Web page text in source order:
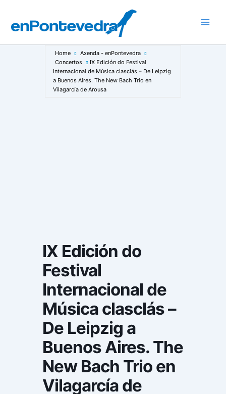
contido
Home
Axenda - enPontevedra
Concertos
IX Edición do Festival
Internacional de Música clasclás – De Leipzig
a Buenos Aires. The New Bach Trio en
Vilagarcía de Arousa
IX Edición do
Festival
Internacional de
Música clasclás –
De Leipzig a
Buenos Aires. The
New Bach Trio en
Vilagarcía de